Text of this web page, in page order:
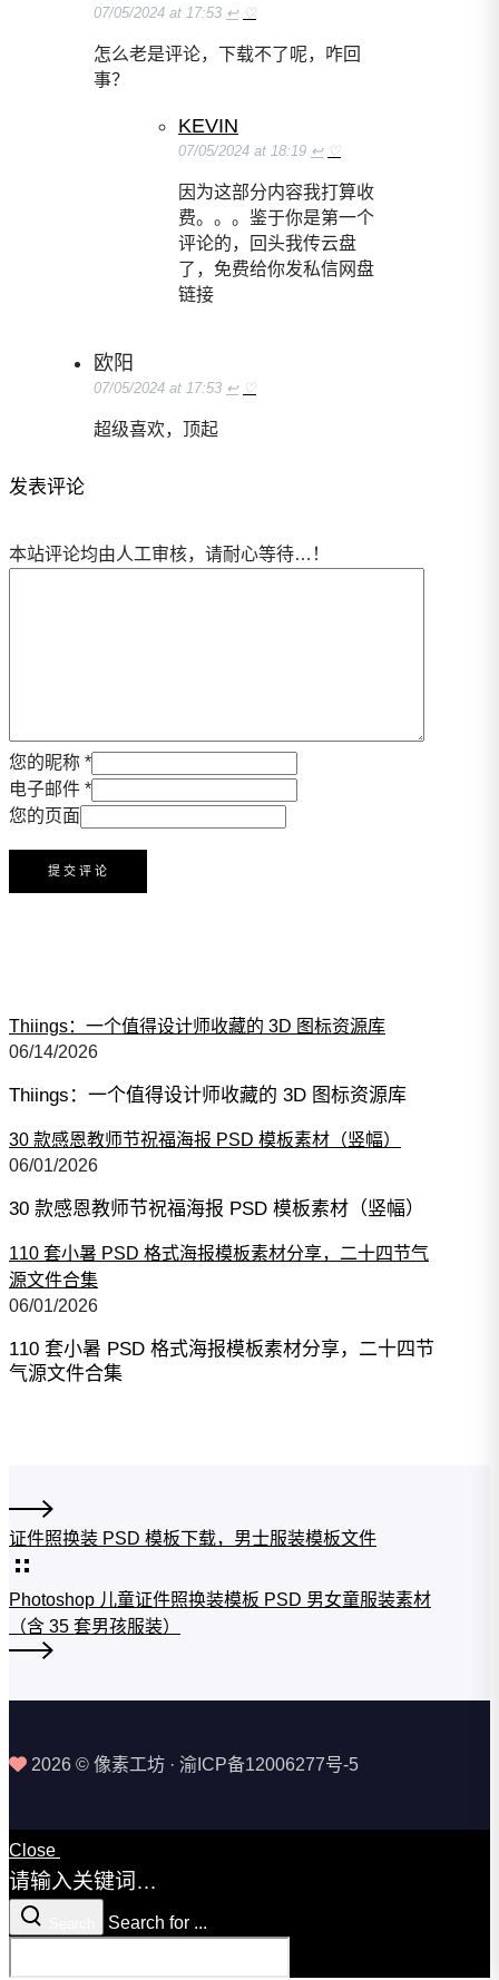
07/05/2024 at 17:53 ↩ ♡
怎么老是评论，下载不了呢，咋回
事？
KEVIN
07/05/2024 at 18:19 ↩ ♡
因为这部分内容我打算收
费。。。鉴于你是第一个
评论的，回头我传云盘
了，免费给你发私信网盘
链接
欧阳
07/05/2024 at 17:53 ↩ ♡
超级喜欢，顶起
发表评论
本站评论均由人工审核，请耐心等待…！
您的昵称 *
电子邮件 *
您的页面
Thiings：一个值得设计师收藏的 3D 图标资源库
06/14/2026
Thiings：一个值得设计师收藏的 3D 图标资源库
30 款感恩教师节祝福海报 PSD 模板素材（竖幅）
06/01/2026
30 款感恩教师节祝福海报 PSD 模板素材（竖幅）
110 套小暑 PSD 格式海报模板素材分享，二十四节气
源文件合集
06/01/2026
110 套小暑 PSD 格式海报模板素材分享，二十四节
气源文件合集
证件照换装 PSD 模板下载，男士服装模板文件
Photoshop 儿童证件照换装模板 PSD 男女童服装素材
（含 35 套男孩服装）
2026 © 像素工坊 · 渝ICP备12006277号-5
Close
请输入关键词…
Search for ...